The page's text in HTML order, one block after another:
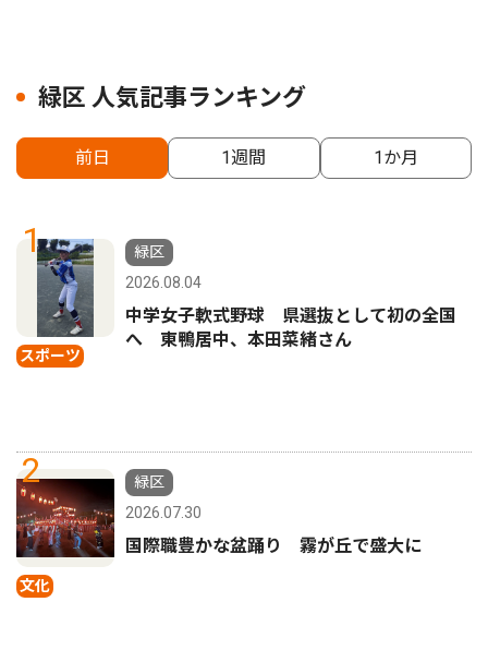
緑区 人気記事ランキング
前日 1週間 1か月
1
スポーツ
緑区
2026.08.04
中学女子軟式野球 県選抜として初の全国
へ 東鴨居中、本田菜緒さん
2
文化
緑区
2026.07.30
国際職豊かな盆踊り 霧が丘で盛大に